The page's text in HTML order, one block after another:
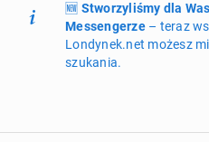
Dodaj ogłoszenie
Oferta i
🆕 Stworzyliśmy dla
Messengerze– teraz
Londynek.net możesz
szukania.